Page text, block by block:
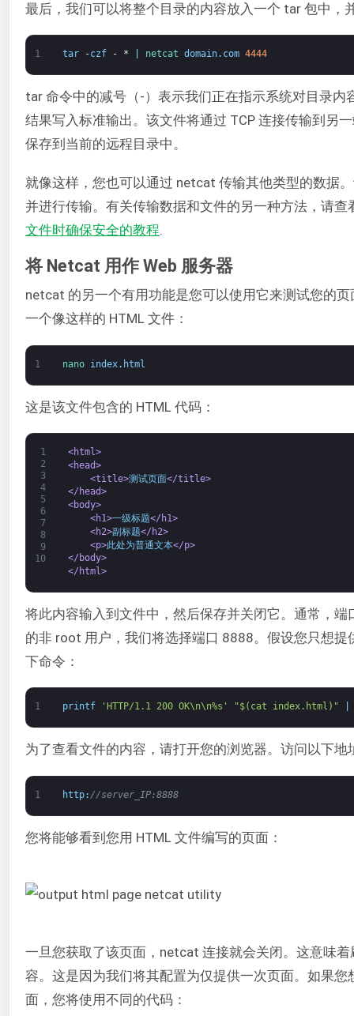
最后，我们可以将整个目录的内容放入一个 tar 包中，
1 tar -czf - * netcat domain. com 4444
tar 命令中的减号（-）表示我们正在指示系统对目录内
结果写入标准输出。该文件将通过 TCP 连接传输到另
保存到当前的远程目录中。
就像这样，您也可以通过 netcat 传输其他类型的数据
并进行传输。有关传输数据和文件的另一种方法，请
文件时确保安全的教程
将 Netcat 用作 Web 服务器
netcat 的另一个有用功能是您可以使用它来测试您的
一个像这样的 HTML 文件：
1 nano index. html
这是该文件包含的 HTML 代码：
1
2
3
4
5
6
7
8
9
10
<html>
<head>
<title>测试页面</title>
</head>
<body>
<h1>一级标题</h1>
<h2>副标题</h2>
<p>此处为普通文本</p>
</body>
</html>
将此内容输入到文件中，然后保存并关闭它。通常，端
的非 root 用户，我们将选择端口 8888。假设您只想
下命令：
1 printf 'HTTP/1.1 200 OK\n\n%s' "$(cat index.html)"
为了查看文件的内容，请打开您的浏览器。访问以下地
1 http: //server_IP:8888
您将能够看到您用 HTML 文件编写的页面：
一旦您获取了该页面，netcat 连接就会关闭。这意味
容。这是因为我们将其配置为仅提供一次页面。如果
面，您将使用不同的代码：